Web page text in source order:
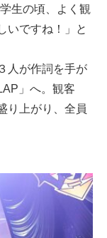
生の頃、よく観
いですね！」と
人が作詞を手が
」へ。観客
り上がり、全員